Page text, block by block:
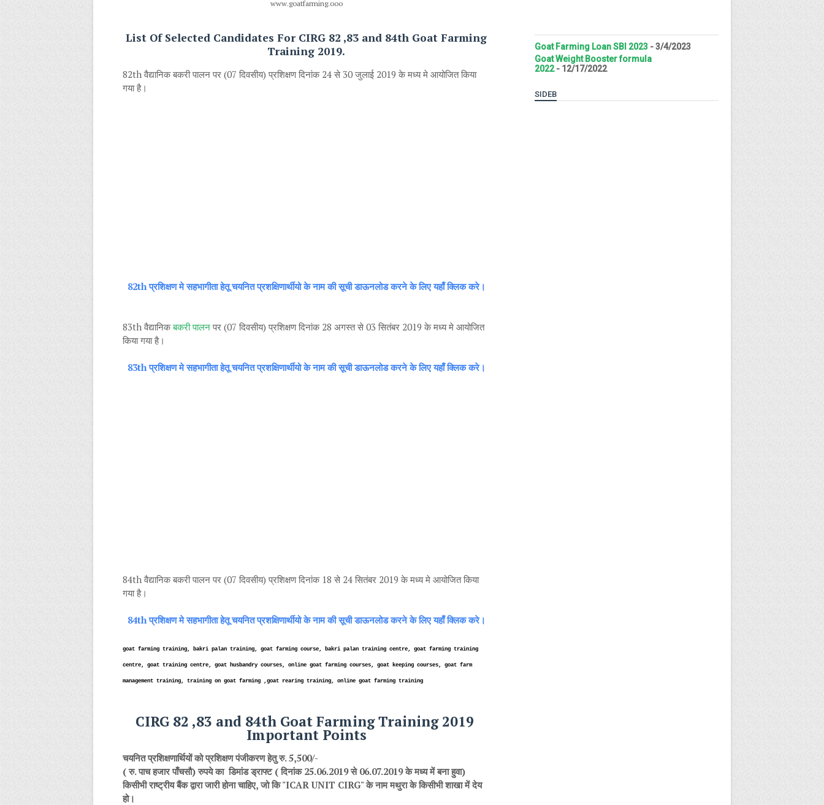
www.goatfarming.ooo
List Of Selected Candidates For CIRG 82 ,83 and 84th Goat Farming
Training 2019.
82th वैद्यानिक बकरी पालन पर (07 दिवसीय) प्रशिक्षण दिनांक 24 से 30 जुलाई 2019 के मध्य मे आयोजित किया
गया है।
82th प्रशिक्षण मे सहभागीता हेतू चयनित प्रशक्षिणार्थीयो के नाम की सूची डाऊनलोड करने के लिए यहाँ क्लिक करे।
83th वैद्यानिकबकरी पालन पर (07 दिवसीय) प्रशिक्षण दिनांक 28 अगस्त से 03 सितंबर 2019 के मध्य मे आयोजित
किया गया है।
83th प्रशिक्षण मे सहभागीता हेतू चयनित प्रशक्षिणार्थीयो के नाम की सूची डाऊनलोड करने के लिए यहाँ क्लिक करे।
84th वैद्यानिक बकरी पालन पर (07 दिवसीय) प्रशिक्षण दिनांक 18 से 24 सितंबर 2019 के मध्य मे आयोजित किया
गया है।
84th प्रशिक्षण मे सहभागीता हेतू चयनित प्रशक्षिणार्थीयो के नाम की सूची डाऊनलोड करने के लिए यहाँ क्लिक करे।
goat farming training, bakri palan training, goat farming course, bakri palan training centre, goat farming training
centre, goat training centre, goat husbandry courses, online goat farming courses, goat keeping courses, goat farm
management training, training on goat farming ,goat rearing training, online goat farming training
CIRG 82 ,83 and 84th Goat Farming Training 2019
Important Points
चयनित प्रशिक्षणार्थियों को प्रशिक्षण पंजीकरण हेतु रु. 5,500/-
( रु. पाच हजार पाँचसौ) रुपये का डिमांड ड्राफ्ट ( दिनांक 25.06.2019 से 06.07.2019 के मध्य में बना हुवा)
किसीभी राष्ट्रीय बैंक द्वारा जारी होना चाहिए, जो कि "ICAR UNIT CIRG" के नाम मथुरा के किसीभी शाखा में देय
हो।
Goat Farming Loan SBI 2023 - 3/4/2023
Goat Weight Booster formula
2022- 12/17/2022
SIDEB